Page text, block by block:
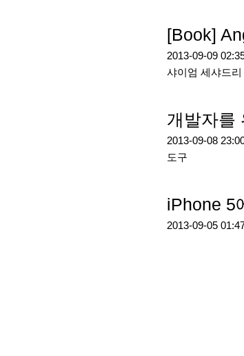
[Book]
2013-09-09
샤이엄 세샤드리
개발자를
2013-09-08
도구
iPhone 5
2013-09-05